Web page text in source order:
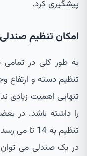
پیشگیری کرد.
امکان تنظیم
به طور کلی در
تنظیم دسته و ارتفاع
را داشته باشد. در
تنظیم به 14 تا می رسد.
در یک صندلی می توان